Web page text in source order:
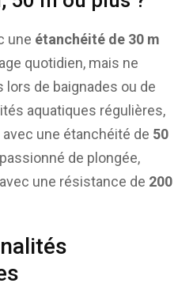
une étanchéité de 30 m
quotidien, mais ne
de baignades ou de
aquatiques régulières,
une étanchéité de 50
de plongée,
une résistance de 200